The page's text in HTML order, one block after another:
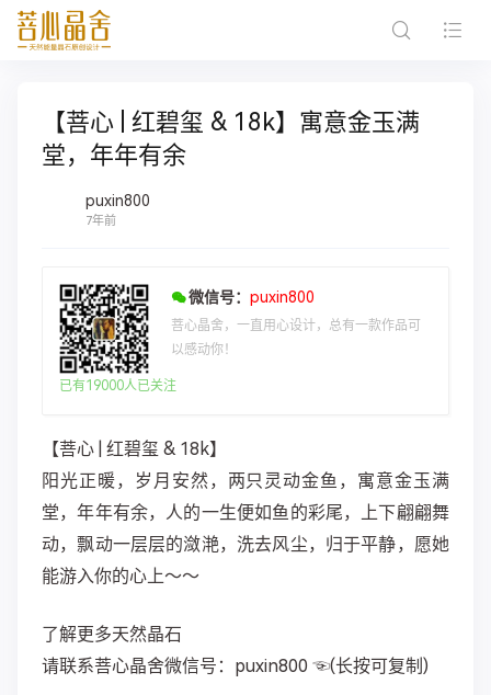
【菩心 | 红碧玺 & 18k】寓意金玉满
堂，年年有余
puxin800
7年前
微信号： puxin800
菩心晶舍，一直用心设计，总有一款作品可
以感动你！
已有19000人已关注
【菩心 | 红碧玺 & 18k】
阳光正暖，岁月安然，两只灵动金鱼，寓意金玉满
堂，年年有余，人的一生便如鱼的彩尾，上下翩翩舞
动，飘动一层层的潋滟，洗去风尘，归于平静，愿她
能游入你的心上～～
了解更多天然晶石
请联系菩心晶舍微信号：puxin800 ☜(长按可复制)